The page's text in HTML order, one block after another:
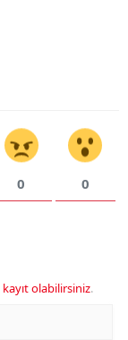
0 0
kayıt olabilirsiniz.